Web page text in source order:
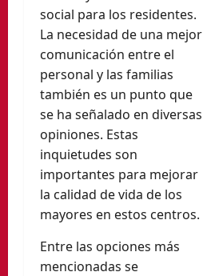
social para los residentes.
La necesidad de una mejor
comunicación entre el
personal y las familias
también es un punto que
se ha señalado en diversas
opiniones. Estas
inquietudes son
importantes para mejorar
la calidad de vida de los
mayores en estos centros.
Entre las opciones más
mencionadas se